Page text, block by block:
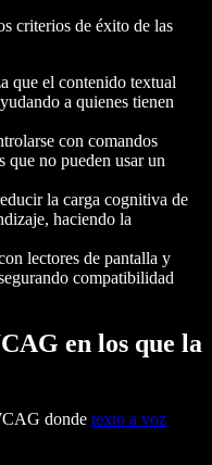
criterios de éxito de las
que el contenido textual
a quienes tienen
con comandos
que no pueden usar un
la carga cognitiva de
haciendo la
lectores de pantalla y
compatibilidad
en los que la
donde texto a voz